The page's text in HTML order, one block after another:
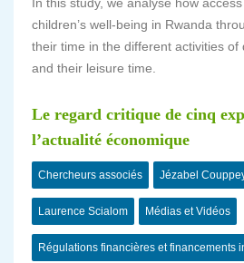
children’s well-being in Rwanda
their time in the different activities of
and their leisure time.
Le regard critique de cinq
l’actualité économique
Chercheurs associés Jézabel
Laurence Scialom Médias et Vidéos
Régulations financières et financements